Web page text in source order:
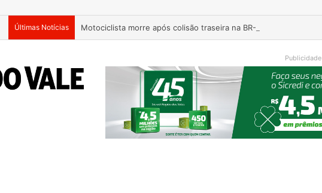
Últimas Notícias Motociclista morre após colisão traseira na BR-386, em Triunfo
Publicidade